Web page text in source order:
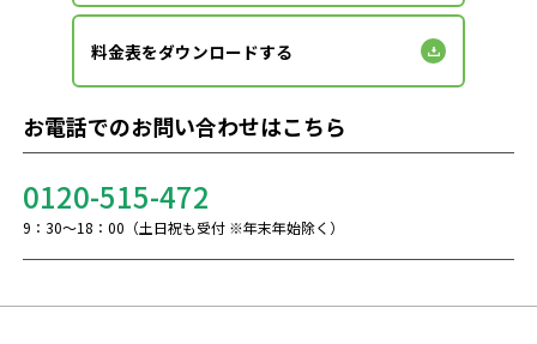
料金表をダウンロードする
お電話でのお問い合わせはこちら
0120-515-472
9：30～18：00（土日祝も受付 ※年末年始除く）